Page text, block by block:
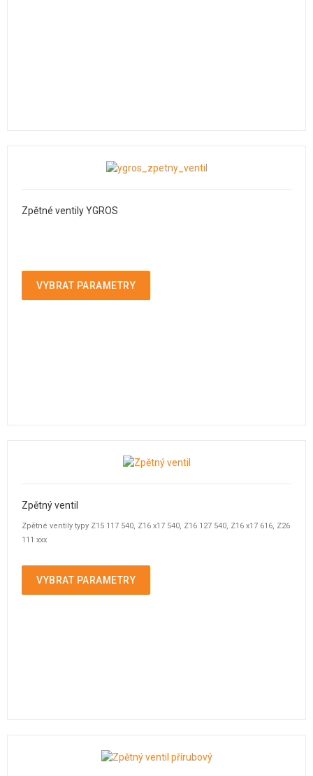
Zpětné ventily YGROS
VYBRAT PARAMETRY
Zpětný ventil
Zpětné ventily typy Z15 117 540, Z16 x17 540, Z16 127 540, Z16 x17 616, Z26
111 xxx
VYBRAT PARAMETRY